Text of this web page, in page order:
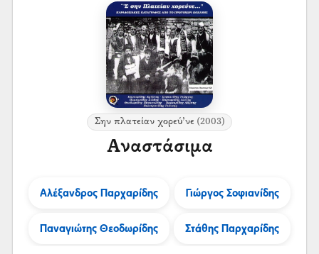
Σην πλατείαν χορεύ’νε (2003)
Αναστάσιμα
Αλέξανδρος Παρχαρίδης Γιώργος Σοφιανίδης
Παναγιώτης Θεοδωρίδης Στάθης Παρχαρίδης